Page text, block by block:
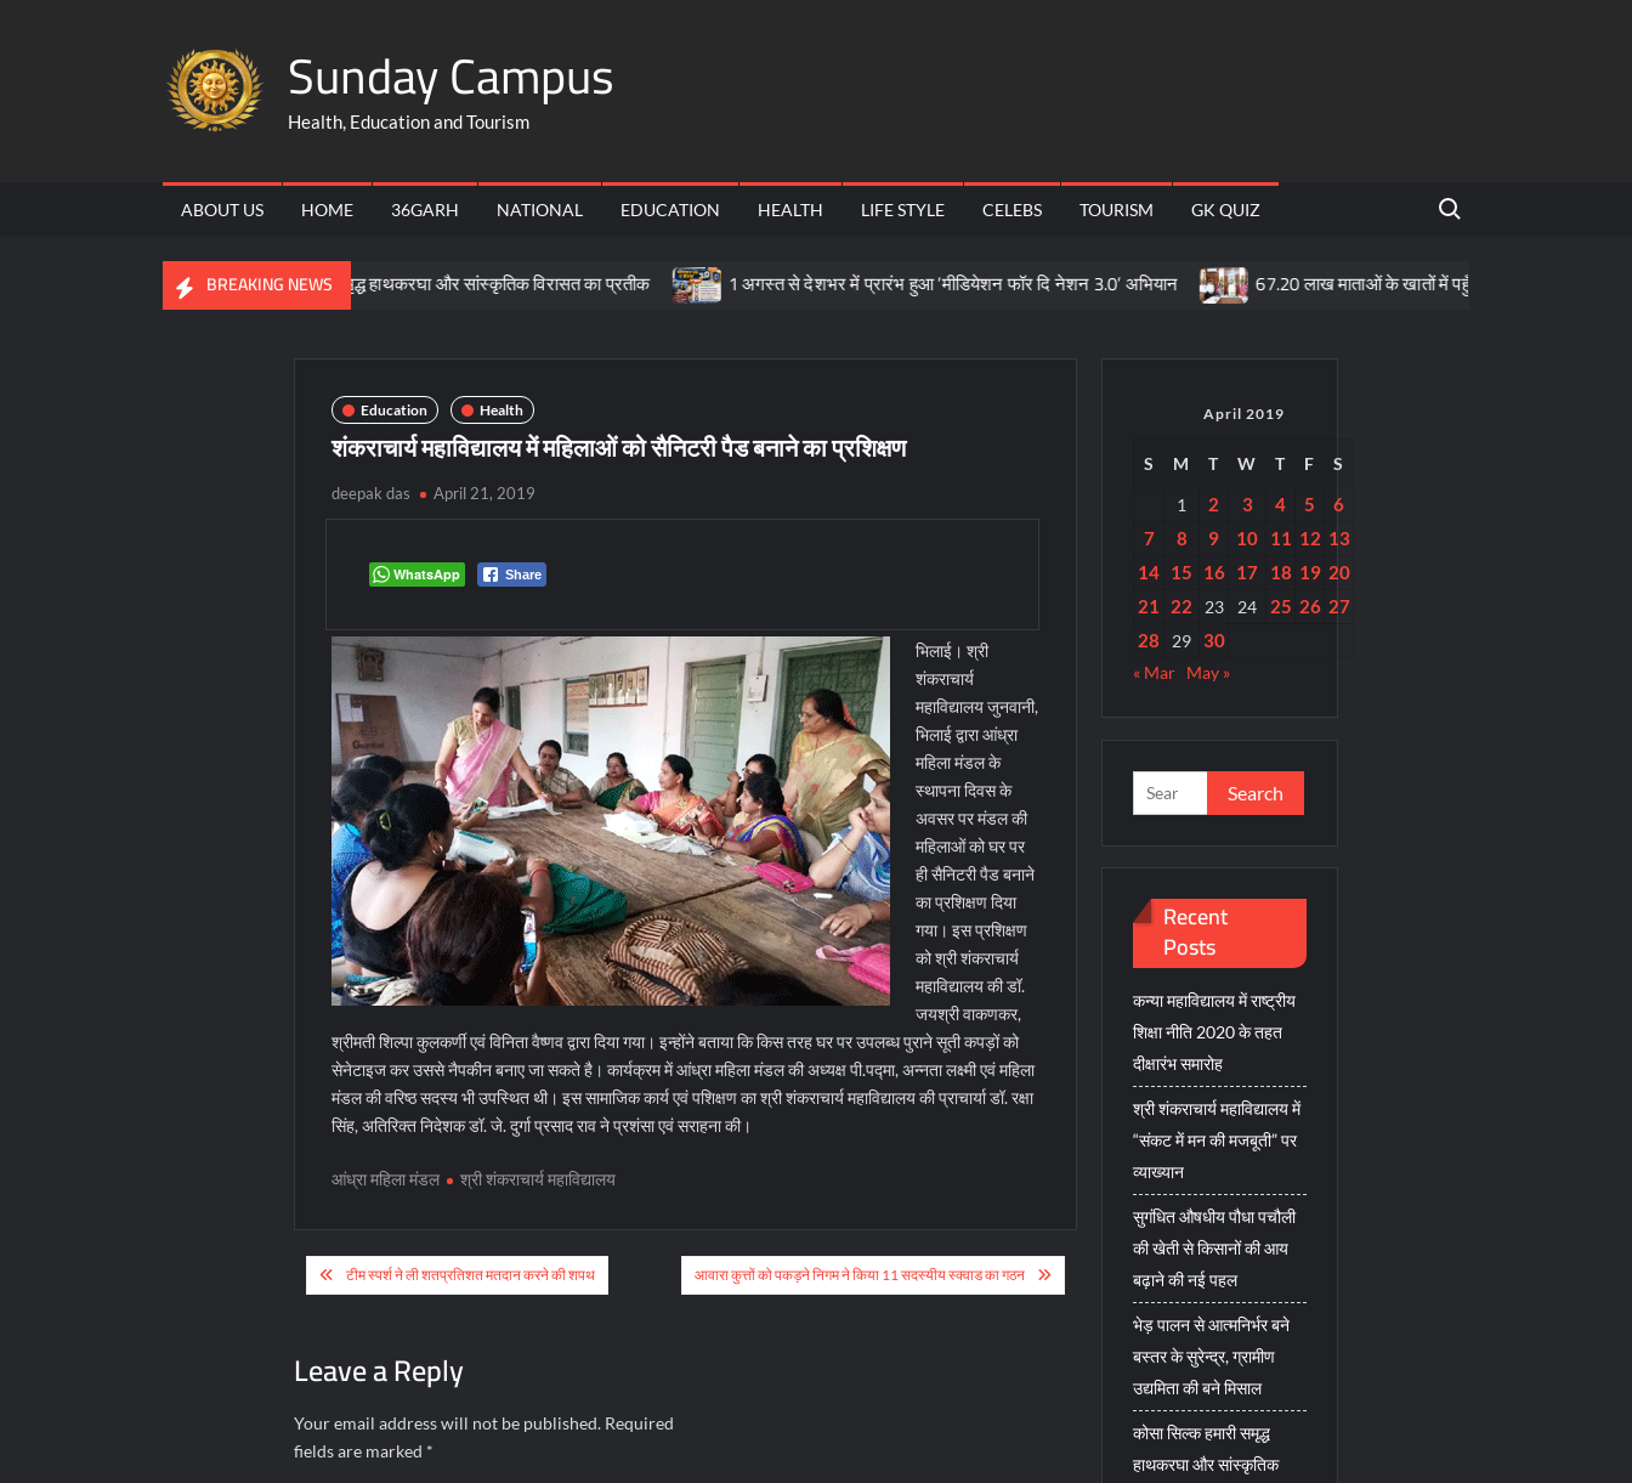
Sunday Campus
Health, Education and Tourism
ABOUT US HOME 36GARH NATIONAL EDUCATION HEALTH LIFE STYLE CELEBS TOURISM GK QUIZ
Search for:
BREAKING NEWS
कोसा सिल्क हमारी समृद्ध हाथकरघा और सांस्कृतिक विरासत का प्रतीक 1 अगस्त से देशभर में प्रारंभ हुआ ’मीडियेशन फॉर दि नेशन 3.0’ अभियान 67.20 लाख माताओं के खातों में पहुँची महतारी वंदन योजना की 30वीं किस्त
Education Health
शंकराचार्य महाविद्यालय में महिलाओं को सैनिटरी पैड बनाने का प्रशिक्षण
deepak das April 21, 2019
WhatsApp Share
भिलाई। श्री
शंकराचार्य
महाविद्यालय जुनवानी,
भिलाई द्वारा आंध्रा
महिला मंडल के
स्थापना दिवस के
अवसर पर मंडल की
महिलाओं को घर पर
ही सैनिटरी पैड बनाने
का प्रशिक्षण दिया
गया। इस प्रशिक्षण
को श्री शंकराचार्य
महाविद्यालय की डॉ.
जयश्री वाकणकर,
श्रीमती शिल्पा कुलकर्णी एवं विनिता वैष्णव द्वारा दिया गया। इन्होंने बताया कि किस तरह घर पर उपलब्ध पुराने सूती कपड़ों को
सेनेटाइज कर उससे नैपकीन बनाए जा सकते है। कार्यक्रम में आंध्रा महिला मंडल की अध्यक्ष पी.पद्मा, अन्नता लक्ष्मी एवं महिला
मंडल की वरिष्ठ सदस्य भी उपस्थित थी। इस सामाजिक कार्य एवं पशिक्षण का श्री शंकराचार्य महाविद्यालय की प्राचार्या डॉ. रक्षा
सिंह, अतिरिक्त निदेशक डॉ. जे. दुर्गा प्रसाद राव ने प्रशंसा एवं सराहना की।
आंध्रा महिला मंडल श्री शंकराचार्य महाविद्यालय
Post
navigation
टीम स्पर्श ने ली शतप्रतिशत मतदान करने की शपथ आवारा कुत्तों को पकड़ने निगम ने किया 11 सदस्यीय स्क्वाड का गठन
Leave a Reply
Your email address will not be published. Required
fields are marked *
April 2019
S M T W T F
S
1
2 3 4 5
6
7
8 9 10 11 12 13
14 15 16 17 18 19 20
21
22 23 24 25 26 27
28
29 30
« Mar May »
Search
for:
Recent
Posts
कन्या महाविद्यालय में राष्ट्रीय
शिक्षा नीति 2020 के तहत
दीक्षारंभ समारोह
श्री शंकराचार्य महाविद्यालय में
“संकट में मन की मजबूती” पर
व्याख्यान
सुगंधित औषधीय पौधा पचौली
की खेती से किसानों की आय
बढ़ाने की नई पहल
भेड़ पालन से आत्मनिर्भर बने
बस्तर के सुरेन्द्र, ग्रामीण
उद्यमिता की बने मिसाल
कोसा सिल्क हमारी समृद्ध
हाथकरघा और सांस्कृतिक